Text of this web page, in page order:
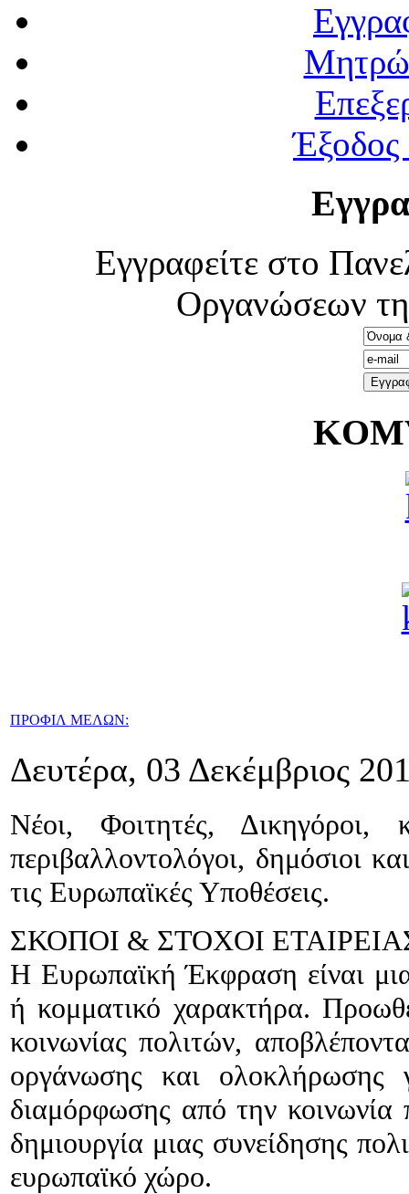
Εγγραφείτε στο
Οργανώσεων
ΠΡΟΦΙΛ ΜΕΛΩΝ:
Δευτέρα, 03 Δεκέμβριος
Νέοι, Φοιτητές, Δικηγόροι,
περιβαλλοντολόγοι, δημόσιοι
τις Ευρωπαϊκές Υποθέσεις.
ΣΚΟΠΟΙ & ΣΤΟΧΟΙ
Η Ευρωπαϊκή Έκφραση είναι
ή κομματικό χαρακτήρα.
κοινωνίας πολιτών,
οργάνωσης και ολοκλήρωσης
διαμόρφωσης από την κοινωνία
δημιουργία μιας συνείδησης
ευρωπαϊκό χώρο.